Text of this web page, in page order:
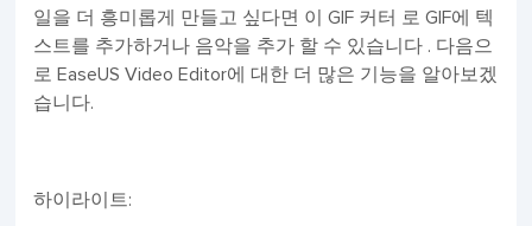
일을 더 흥미롭게 만들고 싶다면 이 GIF 커터 로 GIF에 텍
스트를 추가하거나 음악을 추가 할 수 있습니다 . 다음으
로 EaseUS Video Editor에 대한 더 많은 기능을 알아보겠
습니다.
하이라이트: